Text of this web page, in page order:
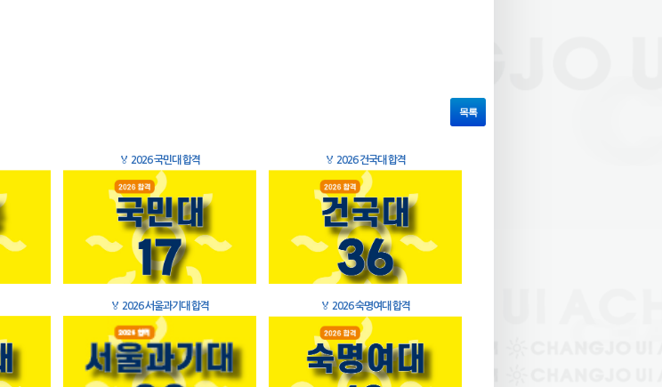
목록
🏅 2026 국민대 합격 🏅 2026 건국대 합격
🏅 2026 서울과기대 합격 🏅 2026 숙명여대 합격